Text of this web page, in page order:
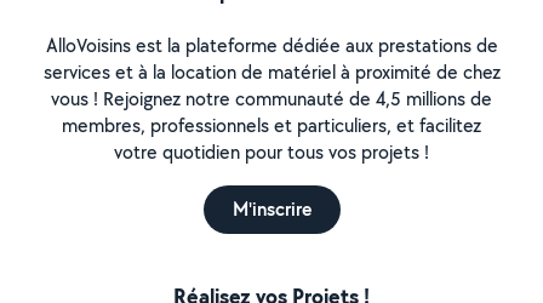
AlloVoisins est la plateforme dédiée aux prestations de
services et à la location de matériel à proximité de chez
vous ! Rejoignez notre communauté de 4,5 millions de
membres, professionnels et particuliers, et facilitez
votre quotidien pour tous vos projets !
M'inscrire
Réalisez vos Projets !